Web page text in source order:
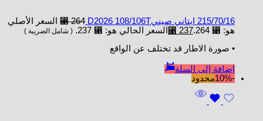
215/70/16 ابتاني صينيD2026 108/106T ⃁264
السعر الأصلي
هو: ⃁ 264.
⃁ 237 السعر الحالي هو: ⃁ 237. ( شامل الضريبة )
• صورة الاطار قد تختلف عن الواقع
إضافة إلى السلة
-10%
محدود